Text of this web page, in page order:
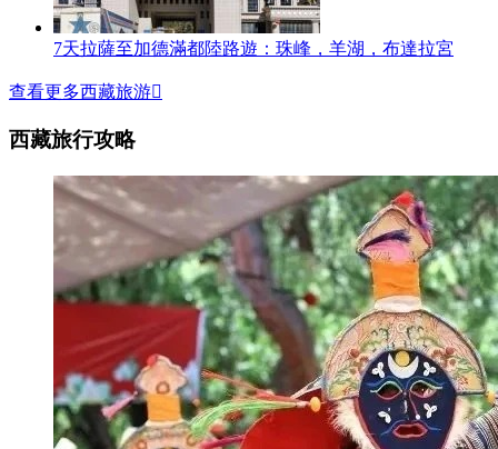
7天拉薩至加德滿都陸路遊：珠峰，羊湖，布達拉宮
查看更多西藏旅游
西藏旅行攻略